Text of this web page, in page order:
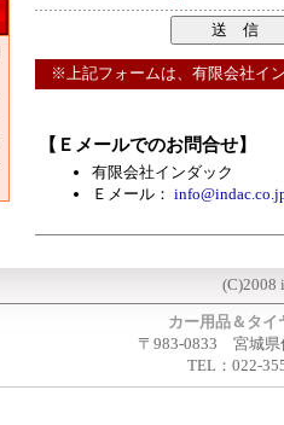
※上記フォームは、有限会社イ
【Ｅメールでのお問合せ】
有限会社インダック
Ｅメール：
(C)2008
カー用品＆タイ
〒983-0833 宮城県
TEL：022-